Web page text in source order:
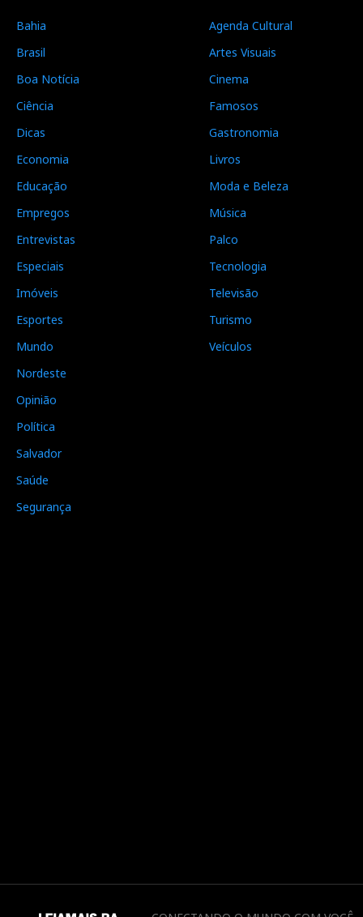
Bahia
Brasil
Boa Notícia
Ciência
Dicas
Economia
Educação
Empregos
Entrevistas
Especiais
Imóveis
Esportes
Mundo
Nordeste
Opinião
Política
Salvador
Saúde
Segurança
Agenda Cultural
Artes Visuais
Cinema
Famosos
Gastronomia
Livros
Moda e Beleza
Música
Palco
Tecnologia
Televisão
Turismo
Veículos